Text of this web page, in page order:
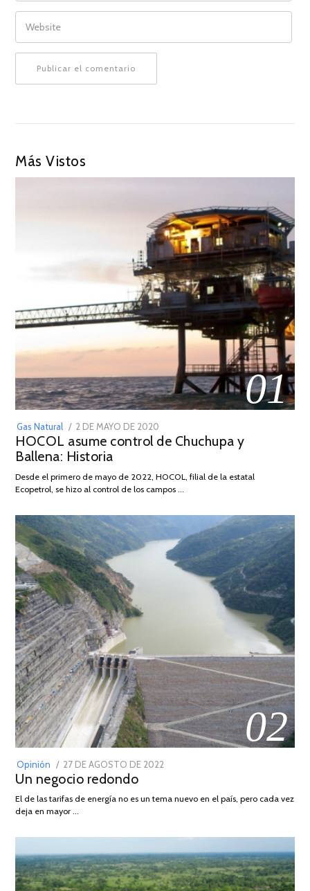
WEBSITE
Más Vistos
01
Gas Natural
POSTED
ON
2 DE MAYO DE 2020
DE
2026
HOCOL asume control de Chuchupa y
Ballena: Historia
Desde el primero de mayo de 2022, HOCOL, filial de la estatal
Ecopetrol, se hizo al control de los campos …
02
Opinión
POSTED
ON
27 DE AGOSTO DE 2022
DE
Un negocio redondo
El de las tarifas de energía no es un tema nuevo en el país, pero cada vez
deja en mayor …